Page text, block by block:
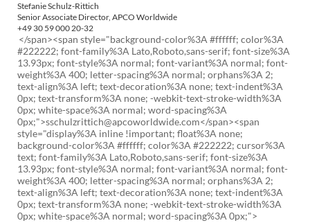
Stefanie Schulz-Rittich
Senior Associate Director, APCO Worldwide
+49 30 59 000 20-32
</span><span style="background-color%3A #ffffff; color%3A
#222222; font-family%3A Lato,Roboto,sans-serif; font-size%3A
13.93px; font-style%3A normal; font-variant%3A normal; font-
weight%3A 400; letter-spacing%3A normal; orphans%3A 2;
text-align%3A left; text-decoration%3A none; text-indent%3A
0px; text-transform%3A none; -webkit-text-stroke-width%3A
0px; white-space%3A normal; word-spacing%3A
0px;">sschulzrittich@apcoworldwide.com</span><span
style="display%3A inline !important; float%3A none;
background-color%3A #ffffff; color%3A #222222; cursor%3A
text; font-family%3A Lato,Roboto,sans-serif; font-size%3A
13.93px; font-style%3A normal; font-variant%3A normal; font-
weight%3A 400; letter-spacing%3A normal; orphans%3A 2;
text-align%3A left; text-decoration%3A none; text-indent%3A
0px; text-transform%3A none; -webkit-text-stroke-width%3A
0px; white-space%3A normal; word-spacing%3A 0px;">